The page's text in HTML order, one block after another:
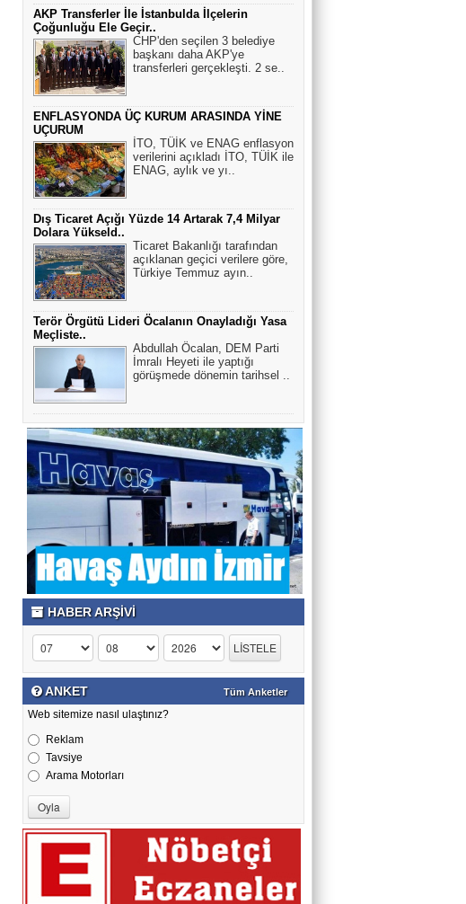
YILMAZ ACER
BİLMEMİZ GEREKİR!!
Veli Tiryaki
Trump Netanyahu kaybetti, Sayelerinde
İran'da rejim güçlendi
AKP Transferler İle İstanbulda İlçelerin
Çoğunluğu Ele Geçir..
CHP'den seçilen 3 belediye
başkanı daha AKP'ye
transferleri gerçekleşti. 2 se..
ENFLASYONDA ÜÇ KURUM ARASINDA YİNE
UÇURUM
İTO, TÜİK ve ENAG enflasyon
verilerini açıkladı İTO, TÜİK ile
ENAG, aylık ve yı..
Dış Ticaret Açığı Yüzde 14 Artarak 7,4 Milyar
Dolara Yükseld..
Ticaret Bakanlığı tarafından
açıklanan geçici verilere göre,
Türkiye Temmuz ayın..
Terör Örgütü Lideri Öcalanın Onayladığı Yasa
Meçliste..
Abdullah Öcalan, DEM Parti
İmralı Heyeti ile yaptığı
görüşmede dönemin tarihsel ..
HABER ARŞİVİ
ANKET Tüm Anketler
Web sitemize nasıl ulaştınız?
Reklam
Tavsiye
Arama Motorları